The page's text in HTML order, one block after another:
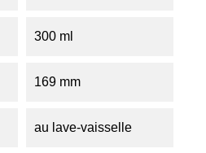
300 ml
169 mm
au lave-vaisselle